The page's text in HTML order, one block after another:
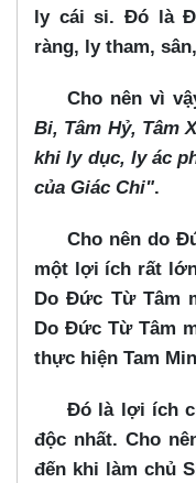
ly cái si. Đó là
ràng, ly tham,
Cho nên vì
Bi, Tâm Hỷ, Tâm
khi ly dục, ly ác
của Giác Chi".
Cho nên do
một lợi ích rất
Do Đức Từ Tâm
Do Đức Từ Tâm
thực hiện Tam
Đó là lợi ích
độc nhất. Cho
đến khi làm chủ